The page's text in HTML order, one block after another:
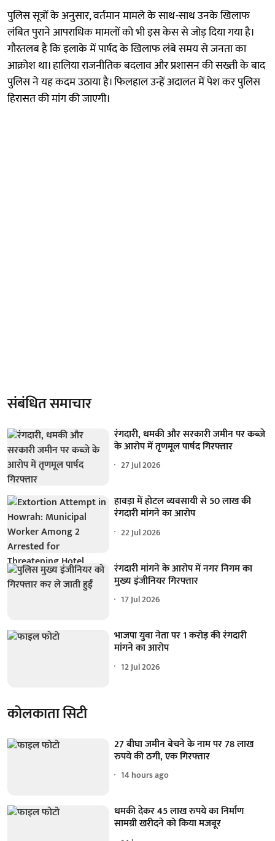
पुलिस सूत्रों के अनुसार, वर्तमान मामले के साथ-साथ उनके खिलाफ
लंबित पुराने आपराधिक मामलों को भी इस केस से जोड़ दिया गया है।
गौरतलब है कि इलाके में पार्षद के खिलाफ लंबे समय से जनता का
आक्रोश था। हालिया राजनीतिक बदलाव और प्रशासन की सख्ती के बाद
पुलिस ने यह कदम उठाया है। फिलहाल उन्हें अदालत में पेश कर पुलिस
हिरासत की मांग की जाएगी।
संबंधित समाचार
रंगदारी, धमकी और सरकारी जमीन पर कब्जे
के आरोप में तृणमूल पार्षद गिरफ्तार
27 Jul 2026
हावड़ा में होटल व्यवसायी से 50 लाख की
रंगदारी मांगने का आरोप
22 Jul 2026
रंगदारी मांगने के आरोप में नगर निगम का
मुख्य इंजीनियर गिरफ्तार
17 Jul 2026
भाजपा युवा नेता पर 1 करोड़ की रंगदारी
मांगने का आरोप
12 Jul 2026
कोलकाता सिटी
27 बीघा जमीन बेचने के नाम पर 78 लाख
रुपये की ठगी, एक गिरफ्तार
14 hours ago
धमकी देकर 45 लाख रुपये का निर्माण
सामग्री खरीदने को किया मजबूर